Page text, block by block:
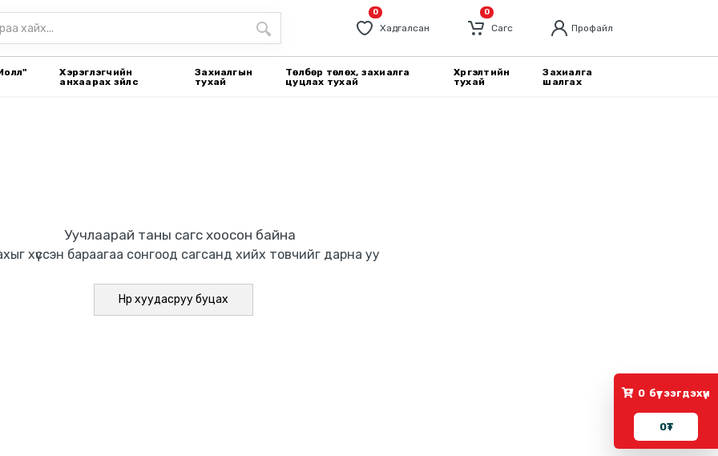
0
Хадгалсан
0
Cагс Профайл
Хэрэглэгчийн
анхаарах зүйлс
Захиалгын
тухай
Төлбөр төлөх, захиалга
цуцлах тухай
Хүргэлтийн
тухай
Захиалга
шалгах
Уучлаарай таны сагс хоосон байна
хүссэн бараагаа сонгоод сагсанд хийх товчийг дарна уу
Нүүр хуудасруу буцах
0 бүтээгдэхүүн
0₮